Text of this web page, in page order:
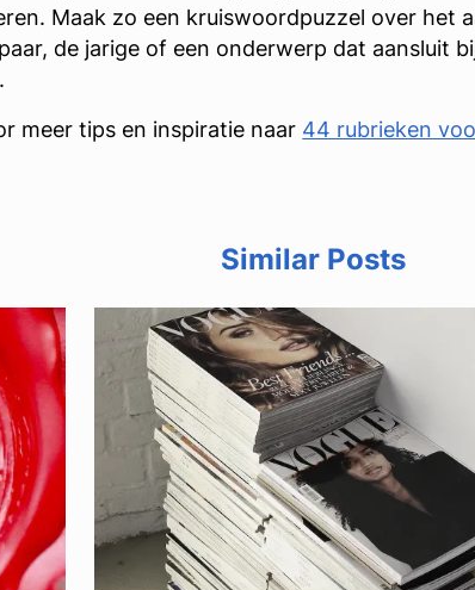
Maak zo een kruiswoordpuzzel over het
de jarige of een onderwerp dat aansluit
meer tips en inspiratie naar 44 rubrieken
Similar Posts